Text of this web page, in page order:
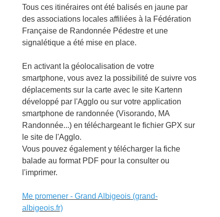
Tous ces itinéraires ont été balisés en jaune par
des associations locales affiliées à la Fédération
Française de Randonnée Pédestre et une
signalétique a été mise en place.
En activant la géolocalisation de votre
smartphone, vous avez la possibilité de suivre vos
déplacements sur la carte avec le site Kartenn
développé par l'Agglo ou sur votre application
smartphone de randonnée (Visorando, MA
Randonnée...) en téléchargeant le fichier GPX sur
le site de l'Agglo.
Vous pouvez également y télécharger la fiche
balade au format PDF pour la consulter ou
l'imprimer.
Me promener - Grand Albigeois (grand-
albigeois.fr)